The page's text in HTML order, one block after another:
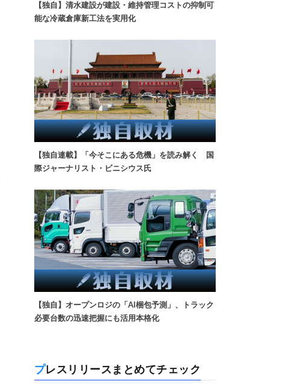
【独自】清水建設が建設・維持管理コストの抑制可
能な冷蔵倉庫新工法を実用化
【独自連載】「今そこにある危機」を読み解く 国
際ジャーナリスト・ビニシウス氏
【独自】オープンロジの「AI梱包予測」、トラック
必要台数の迅速把握にも活用本格化
プレスリリースまとめてチェック